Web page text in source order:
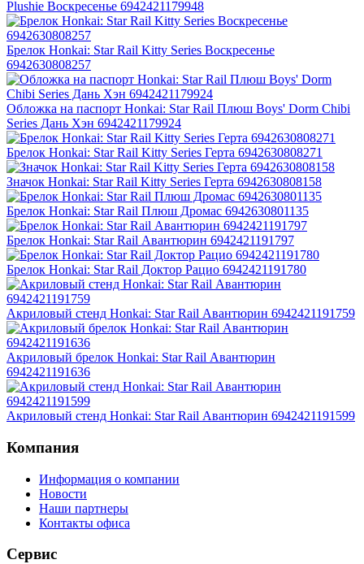
Plushie Воскресенье 6942421179948
Брелок Honkai: Star Rail Kitty Series Воскресенье
6942630808257
Обложка на паспорт Honkai: Star Rail Плюш Boys' Dorm Chibi
Series Дань Хэн 6942421179924
Брелок Honkai: Star Rail Kitty Series Герта 6942630808271
Значок Honkai: Star Rail Kitty Series Герта 6942630808158
Брелок Honkai: Star Rail Плюш Дромас 6942630801135
Брелок Honkai: Star Rail Авантюрин 6942421191797
Брелок Honkai: Star Rail Доктор Рацио 6942421191780
Акриловый стенд Honkai: Star Rail Авантюрин 6942421191759
Акриловый брелок Honkai: Star Rail Авантюрин
6942421191636
Акриловый стенд Honkai: Star Rail Авантюрин 6942421191599
Компания
Информация о компании
Новости
Наши партнеры
Контакты офиса
Сервис